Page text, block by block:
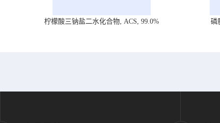
柠檬酸三钠盐二水化合物, ACS, 99.0% 磷